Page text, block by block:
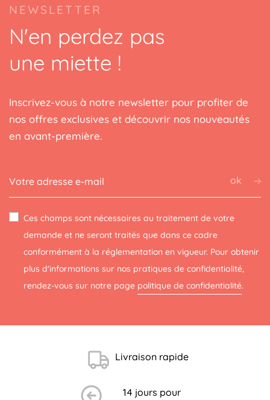
NEWSLETTER
N'en perdez pas
une miette !
Inscrivez-vous à notre newsletter pour profiter de
nos offres exclusives et découvrir nos nouveautés
en avant-première.
ok
Ces champs sont nécessaires au traitement de votre
demande et ne seront traités que dans ce cadre
conformément à la réglementation en vigueur. Pour obtenir
plus d'informations sur nos pratiques de confidentialité,
rendez-vous sur notre page politique de confidentialité.
Livraison rapide
14 jours pour